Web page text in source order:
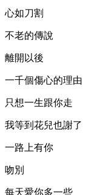
心如刀割
不老的傳說
離開以後
一千個傷心的理由
只想一生跟你走
我等到花兒也謝了
一路上有你
吻別
每天愛你多一些